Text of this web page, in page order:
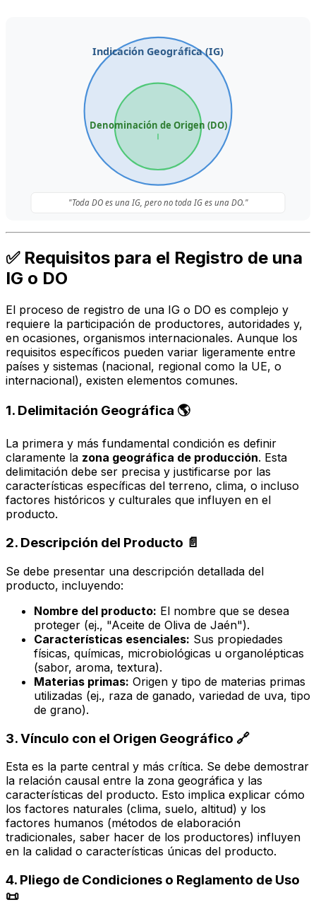
Indicación Geográfica (IG)
Denominación de Origen (DO)
"Toda DO es una IG, pero no toda IG es una DO."
✅ Requisitos para el Registro de una
IG o DO
El proceso de registro de una IG o DO es complejo y
requiere la participación de productores, autoridades y,
en ocasiones, organismos internacionales. Aunque los
requisitos específicos pueden variar ligeramente entre
países y sistemas (nacional, regional como la UE, o
internacional), existen elementos comunes.
1. Delimitación Geográfica 🌎
La primera y más fundamental condición es definir
claramente la zona geográfica de producción. Esta
delimitación debe ser precisa y justificarse por las
características específicas del terreno, clima, o incluso
factores históricos y culturales que influyen en el
producto.
2. Descripción del Producto 📄
Se debe presentar una descripción detallada del
producto, incluyendo:
Nombre del producto: El nombre que se desea
proteger (ej., "Aceite de Oliva de Jaén").
Características esenciales: Sus propiedades
físicas, químicas, microbiológicas u organolépticas
(sabor, aroma, textura).
Materias primas: Origen y tipo de materias primas
utilizadas (ej., raza de ganado, variedad de uva, tipo
de grano).
3. Vínculo con el Origen Geográfico 🔗
Esta es la parte central y más crítica. Se debe demostrar
la relación causal entre la zona geográfica y las
características del producto. Esto implica explicar cómo
los factores naturales (clima, suelo, altitud) y los
factores humanos (métodos de elaboración
tradicionales, saber hacer de los productores) influyen
en la calidad o características únicas del producto.
4. Pliego de Condiciones o Reglamento de Uso
📜